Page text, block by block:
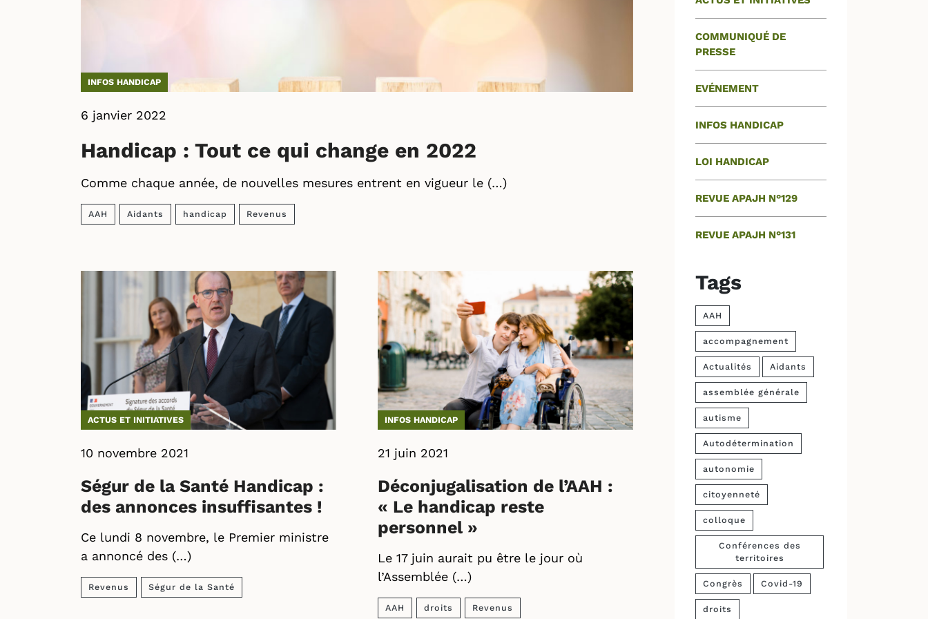
INFOS HANDICAP
6 janvier 2022
Handicap : Tout ce qui change en 2022
Comme chaque année, de nouvelles mesures entrent en vigueur le (…)
AAH Aidants handicap Revenus
ACTUS ET INITIATIVES
10 novembre 2021
Ségur de la Santé Handicap :
des annonces insuffisantes !
Ce lundi 8 novembre, le Premier ministre
a annoncé des (…)
Revenus Ségur de la Santé
INFOS HANDICAP
21 juin 2021
Déconjugalisation de l’AAH :
« Le handicap reste
personnel »
Le 17 juin aurait pu être le jour où
l’Assemblée (…)
AAH droits Revenus
COMMUNIQUÉ DE
PRESSE
EVÉNEMENT
INFOS HANDICAP
LOI HANDICAP
REVUE APAJH N°129
REVUE APAJH N°131
Tags
AAH
accompagnement
Actualités Aidants
assemblée générale
autisme
Autodétermination
autonomie
citoyenneté
colloque
Conférences des
territoires
Congrès Covid-19
droits